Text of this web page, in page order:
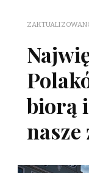
biorą
nasze